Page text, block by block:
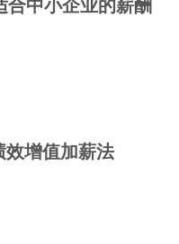
增值加薪法